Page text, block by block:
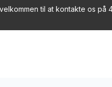
til at kontakte os på